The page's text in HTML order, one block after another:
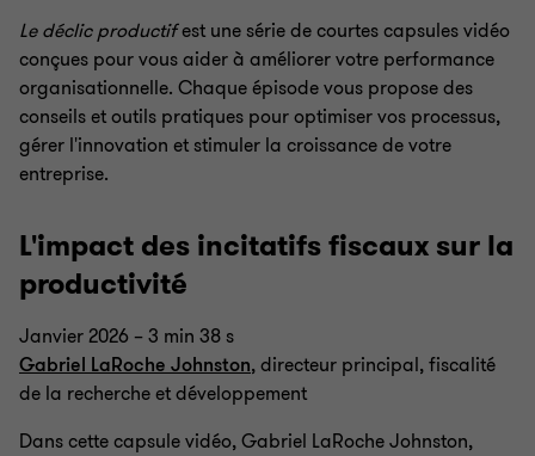
Le déclic productifest une série de courtes capsules vidéo
conçues pour vous aider à améliorer votre performance
organisationnelle. Chaque épisode vous propose des
conseils et outils pratiques pour optimiser vos processus,
gérer l'innovation et stimuler la croissance de votre
entreprise.
L'impact des incitatifs fiscaux sur la
productivité
Janvier 2026 – 3 min 38 s
Gabriel LaRoche Johnston, directeur principal, fiscalité
de la recherche et développement
Dans cette capsule vidéo, Gabriel LaRoche Johnston,